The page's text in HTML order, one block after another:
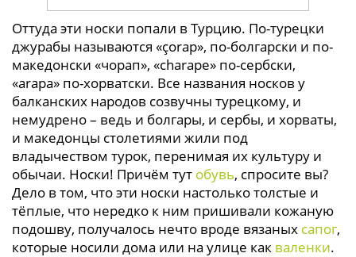
Оттуда эти носки попали в Турцию. По-турецки
джурабы называются «çorap», по-болгарски и по-
македонски «чорап», «charape» по-сербски,
«arapa» по-хорватски. Все названия носков у
балканских народов созвучны турецкому, и
немудрено – ведь и болгары, и сербы, и хорваты,
и македонцы столетиями жили под
владычеством турок, перенимая их культуру и
обычаи. Носки! Причём тут обувь, спросите вы?
Дело в том, что эти носки настолько толстые и
тёплые, что нередко к ним пришивали кожаную
подошву, получалось нечто вроде вязаных сапог,
которые носили дома или на улице как валенки.